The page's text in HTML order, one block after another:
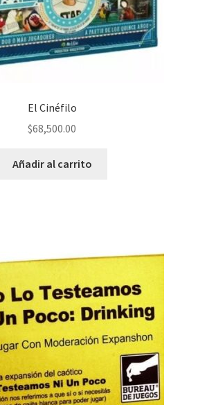
El Cinéfilo
$68,500.00
Añadir al carrito